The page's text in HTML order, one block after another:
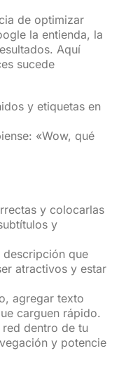
de optimizar
la entienda, la
Aquí
sucede
y etiquetas en
«Wow, qué
y colocarlas
y
descripción que
atractivos y estar
agregar texto
carguen rápido.
red dentro de tu
y potencie